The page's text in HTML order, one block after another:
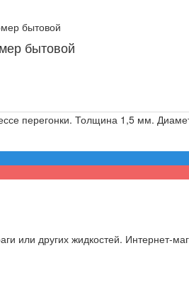
бытовой
перегонки. Толщина 1,5 мм.
или других жидкостей. Интернет-